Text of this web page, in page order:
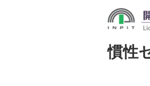
慣性